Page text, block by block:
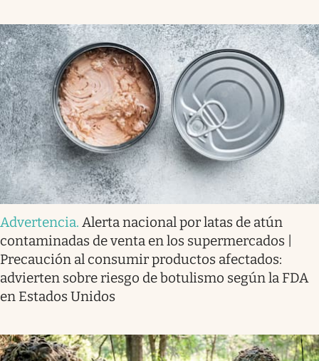
Advertencia. Alerta nacional por latas de atún
contaminadas de venta en los supermercados |
Precaución al consumir productos afectados:
advierten sobre riesgo de botulismo según la FDA
en Estados Unidos